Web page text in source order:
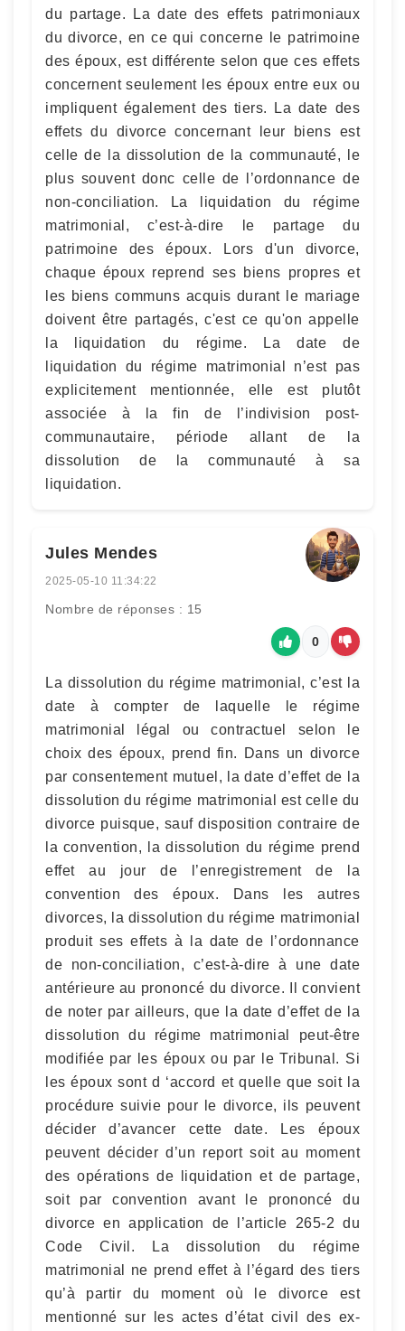
du partage. La date des effets patrimoniaux
du divorce, en ce qui concerne le patrimoine
des époux, est différente selon que ces effets
concernent seulement les époux entre eux ou
impliquent également des tiers. La date des
effets du divorce concernant leur biens est
celle de la dissolution de la communauté, le
plus souvent donc celle de l’ordonnance de
non-conciliation. La liquidation du régime
matrimonial, c’est-à-dire le partage du
patrimoine des époux. Lors d'un divorce,
chaque époux reprend ses biens propres et
les biens communs acquis durant le mariage
doivent être partagés, c'est ce qu'on appelle
la liquidation du régime. La date de
liquidation du régime matrimonial n’est pas
explicitement mentionnée, elle est plutôt
associée à la fin de l’indivision post-
communautaire, période allant de la
dissolution de la communauté à sa
liquidation.
Jules Mendes
2025-05-10 11:34:22
Nombre de réponses : 15
0
La dissolution du régime matrimonial, c’est la
date à compter de laquelle le régime
matrimonial légal ou contractuel selon le
choix des époux, prend fin. Dans un divorce
par consentement mutuel, la date d’effet de la
dissolution du régime matrimonial est celle du
divorce puisque, sauf disposition contraire de
la convention, la dissolution du régime prend
effet au jour de l’enregistrement de la
convention des époux. Dans les autres
divorces, la dissolution du régime matrimonial
produit ses effets à la date de l’ordonnance
de non-conciliation, c’est-à-dire à une date
antérieure au prononcé du divorce. Il convient
de noter par ailleurs, que la date d’effet de la
dissolution du régime matrimonial peut-être
modifiée par les époux ou par le Tribunal. Si
les époux sont d ‘accord et quelle que soit la
procédure suivie pour le divorce, ils peuvent
décider d’avancer cette date. Les époux
peuvent décider d’un report soit au moment
des opérations de liquidation et de partage,
soit par convention avant le prononcé du
divorce en application de l’article 265-2 du
Code Civil. La dissolution du régime
matrimonial ne prend effet à l’égard des tiers
qu’à partir du moment où le divorce est
mentionné sur les actes d’état civil des ex-